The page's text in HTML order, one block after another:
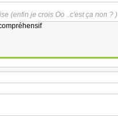
(enfin je crois Oo ..c'est ça non ? )